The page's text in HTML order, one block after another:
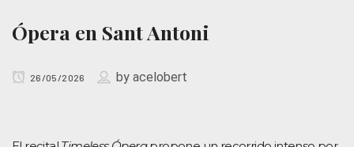
Ópera en Sant Antoni
26/05/2026 by acelobert